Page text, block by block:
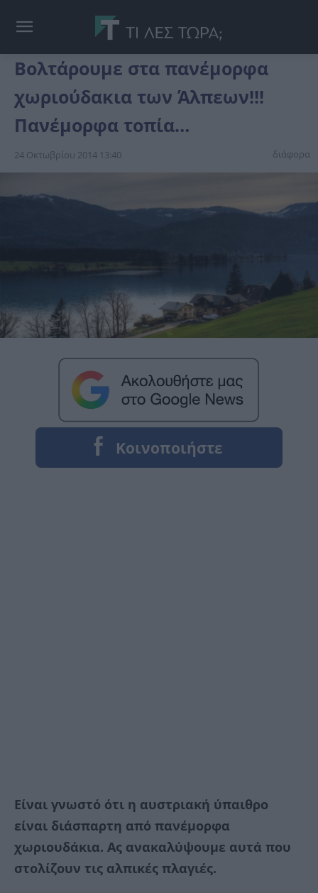
Βολτάρουμε στα πανέμορφα
χωριούδακια των Άλπεων!!!
Πανέμορφα τοπία…
24 Οκτωβρίου 2014 13:40 διάφορα
Είναι γνωστό ότι η αυστριακή ύπαιθρο
είναι διάσπαρτη από πανέμορφα
χωριουδάκια. Ας ανακαλύψουμε αυτά που
στολίζουν τις αλπικές πλαγιές.